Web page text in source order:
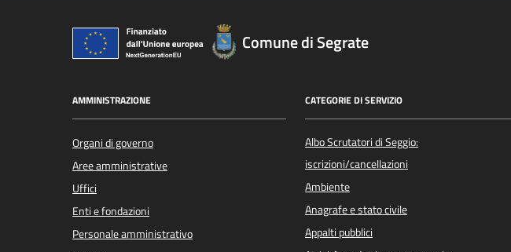
Comune di Segrate
AMMINISTRAZIONE
Organi di governo
Aree amministrative
Uffici
Enti e fondazioni
Personale amministrativo
CATEGORIE DI SERVIZIO
Albo Scrutatori di Seggio:
iscrizioni/cancellazioni
Ambiente
Anagrafe e stato civile
Appalti pubblici